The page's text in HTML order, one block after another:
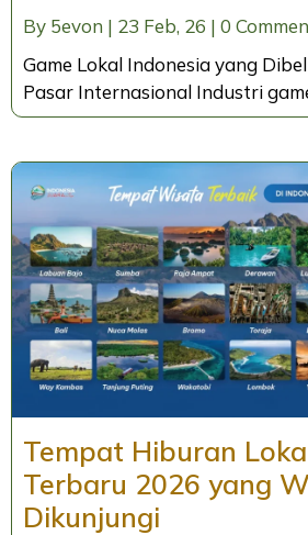
By 5evon | 23 Feb, 26 | 0
Game Lokal Indonesia yang
Pasar Internasional Industri
Tempat Hiburan
Terbaru 2026 yang
Dikunjungi